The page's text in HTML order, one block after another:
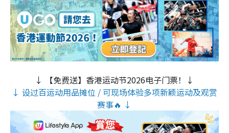
↓ 【免费送】香港运动节2026电子门票！↓
↓ 设过百运动用品摊位 / 可现场体验多项新颖运动及观赏
赛事🔥 ↓